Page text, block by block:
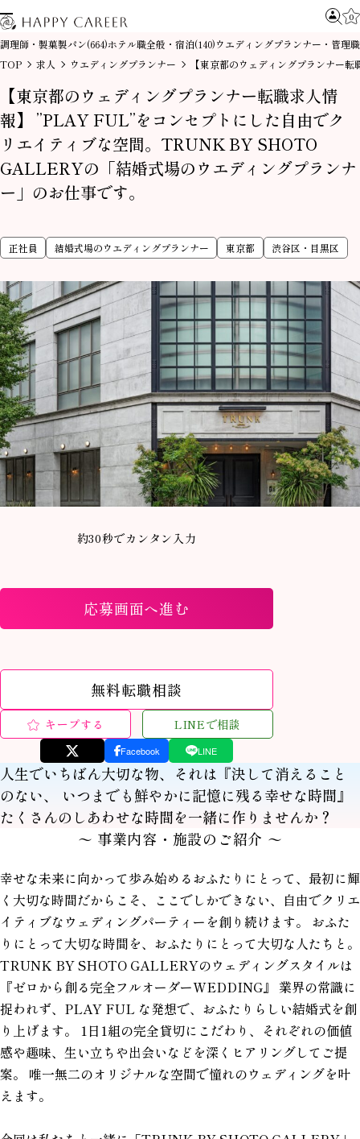
0
調理師・製菓製パン(664)ホテル職全般・宿泊(140)ウエディングプランナー・管理職
TOP
求人 ウエディングプランナー 【東京都のウェディングプランナー
【東京都のウェディングプランナー転職求人情
報】 ”PLAY FUL”をコンセプトにした自由でク
リエイティブな空間。TRUNK BY SHOTO
GALLERYの「結婚式場のウエディングプランナ
ー」のお仕事です。
正社員 結婚式場のウエディングプランナー 東京都 渋谷区・目黒区
約30秒でカンタン入力
応募画面へ進む
無料転職相談
キープする LINEで相談
Facebook LINE
人生でいちばん大切な物、それは『決して消えること
のない、 いつまでも鮮やかに記憶に残る幸せな時間』
たくさんのしあわせな時間を一緒に作りませんか？
〜 事業内容・施設のご紹介 〜
幸せな未来に向かって歩み始めるおふたりにとって、最初に輝
く大切な時間だからこそ、ここでしかできない、自由でクリエ
イティブなウェディングパーティーを創り続けます。 おふた
りにとって大切な時間を、おふたりにとって大切な人たちと。
TRUNK BY SHOTO GALLERYのウェディングスタイルは
『ゼロから創る完全フルオーダーWEDDING』 業界の常識に
捉われず、PLAY FUL な発想で、おふたりらしい結婚式を創
り上げます。 1日1組の完全貸切にこだわり、それぞれの価値
感や趣味、生い立ちや出会いなどを深くヒアリングしてご提
案。 唯一無二のオリジナルな空間で憧れのウェディングを叶
えます。